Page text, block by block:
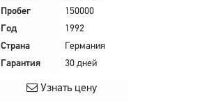
Пробег
150000
Год
1992
Страна
Германия
Гарантия
30 дней
Узнать цену